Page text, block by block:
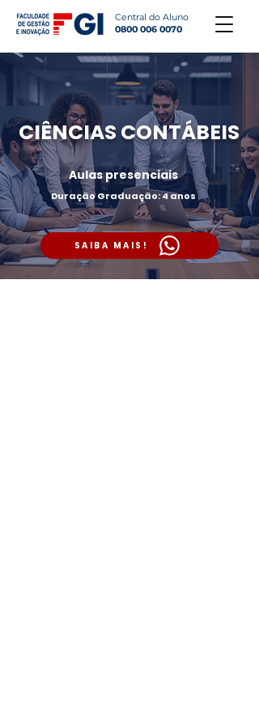
Central do Aluno
0800 006 0070
CIÊNCIAS CONTÁBEIS
Aulas presenciais
Duração Graduação: 4 anos
SAIBA MAIS!